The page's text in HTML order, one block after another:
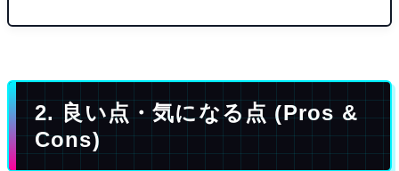
2. 良い点・気になる点 (Pros &
Cons)